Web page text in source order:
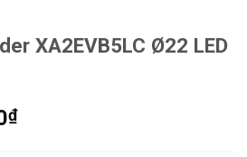
XA2EVB5LC Ø22 LED
₫Giá